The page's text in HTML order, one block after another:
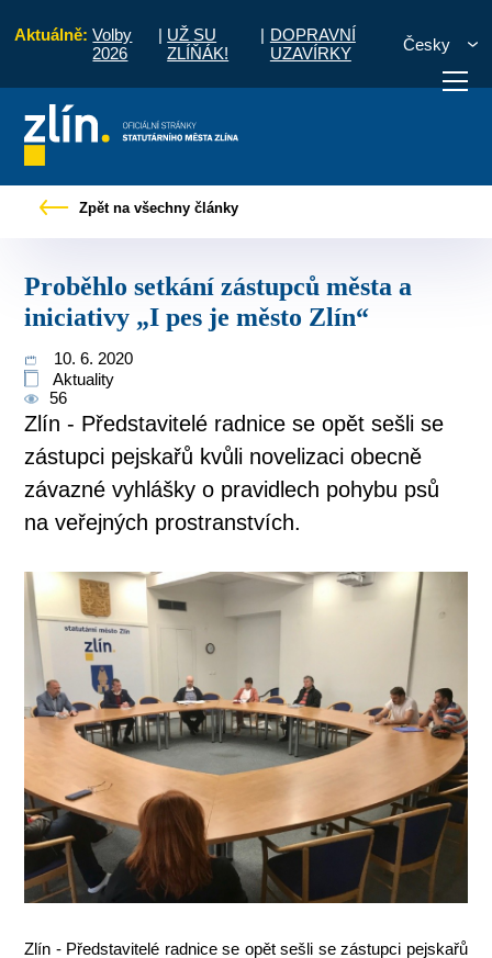
Aktuálně: Volby
2026
| UŽ SU
ZLÍŇÁK!
| DOPRAVNÍ
UZAVÍRKY
Česky
vyřídit Potřebuji zaplatit
Zpět na všechny články
Proběhlo setkání zástupců města a
iniciativy „I pes je město Zlín“
10. 6. 2020
Aktuality
56
Zlín - Představitelé radnice se opět sešli se
zástupci pejskařů kvůli novelizaci obecně
závazné vyhlášky o pravidlech pohybu psů
na veřejných prostranstvích.
Zlín - Představitelé radnice se opět sešli se zástupci pejskařů